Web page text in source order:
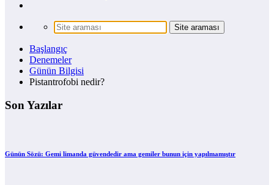
Başlangıç
Denemeler
Günün Bilgisi
Pistantrofobi nedir?
Son Yazılar
Günün Sözü: Gemi limanda güvendedir ama gemiler bunun için yapılmamıştır